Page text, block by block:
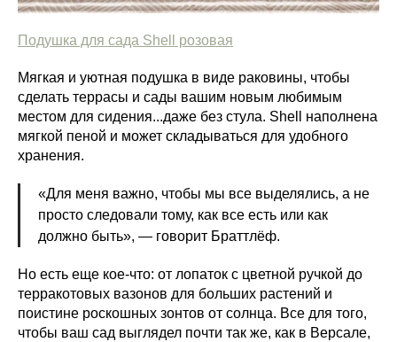
Подушка для сада Shell розовая
Мягкая и уютная подушка в виде раковины, чтобы
сделать террасы и сады вашим новым любимым
местом для сидения...даже без стула. Shell наполнена
мягкой пеной и может складываться для удобного
хранения.
«Для меня важно, чтобы мы все выделялись, а не
просто следовали тому, как все есть или как
должно быть», — говорит Браттлёф.
Но есть еще кое-что: от лопаток с цветной ручкой до
терракотовых вазонов для больших растений и
поистине роскошных зонтов от солнца. Все для того,
чтобы ваш сад выглядел почти так же, как в Версале,